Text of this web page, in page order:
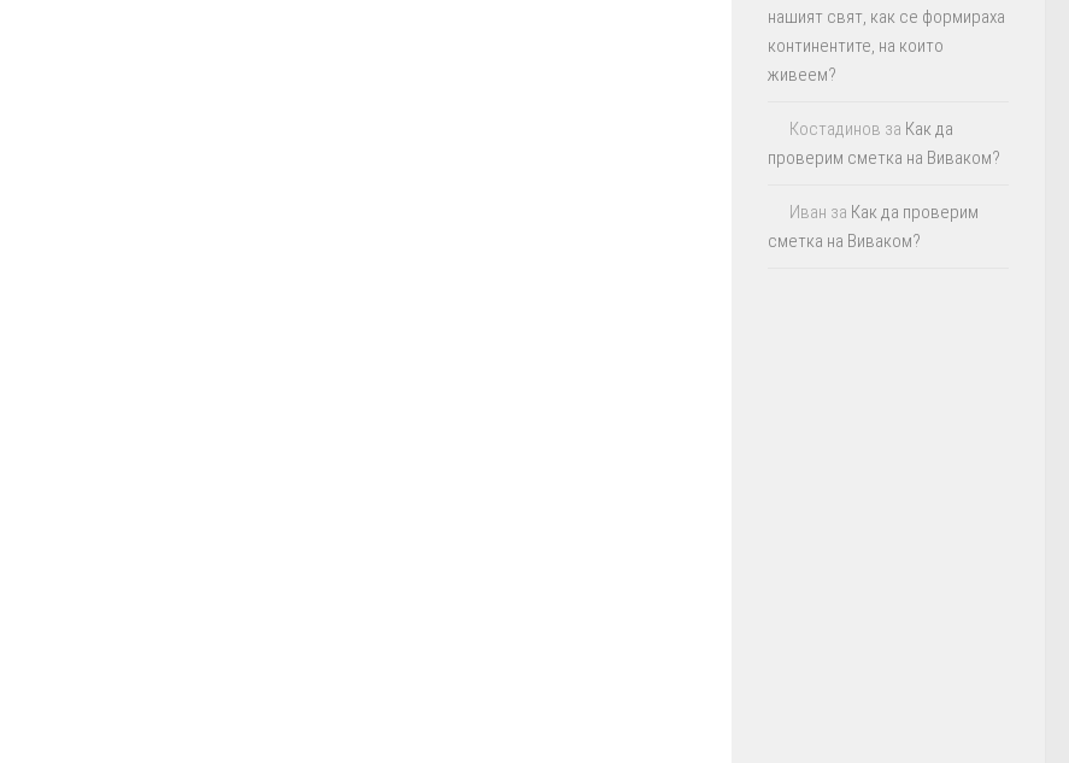
нашият свят, как се формираха
континентите, на които
живеем?
Костадинов за Как да
проверим сметка на Виваком?
Иван за Как да проверим
сметка на Виваком?